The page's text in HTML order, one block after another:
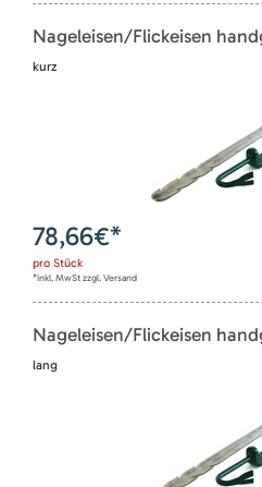
Nageleisen/Flickeisen
kurz
78,66€*
pro Stück
*inkl. MwSt zzgl. Versand
Nageleisen/Flickeisen
lang